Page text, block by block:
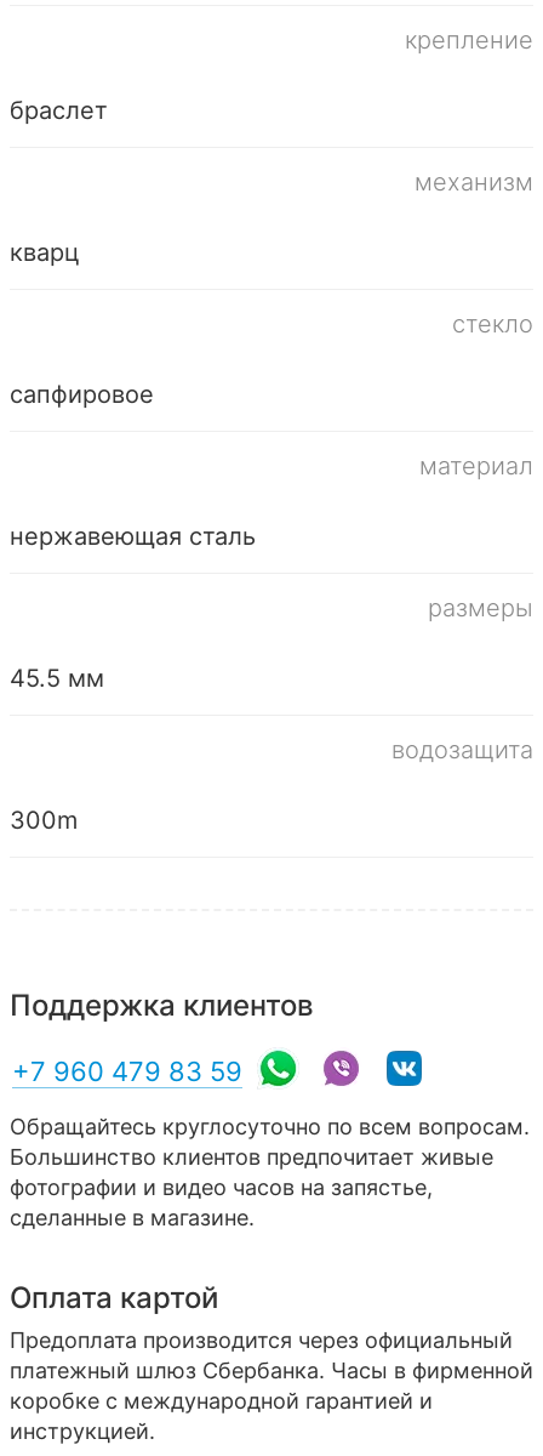
крепление
браслет
механизм
кварц
стекло
сапфировое
материал
нержавеющая сталь
размеры
45.5 мм
водозащита
300m
Поддержка клиентов
+7 960 479 83 59
Обращайтесь круглосуточно по всем вопросам.
Большинство клиентов предпочитает живые
фотографии и видео часов на запястье,
сделанные в магазине.
Оплата картой
Предоплата производится через официальный
платежный шлюз Сбербанка. Часы в фирменной
коробке с международной гарантией и
инструкцией.